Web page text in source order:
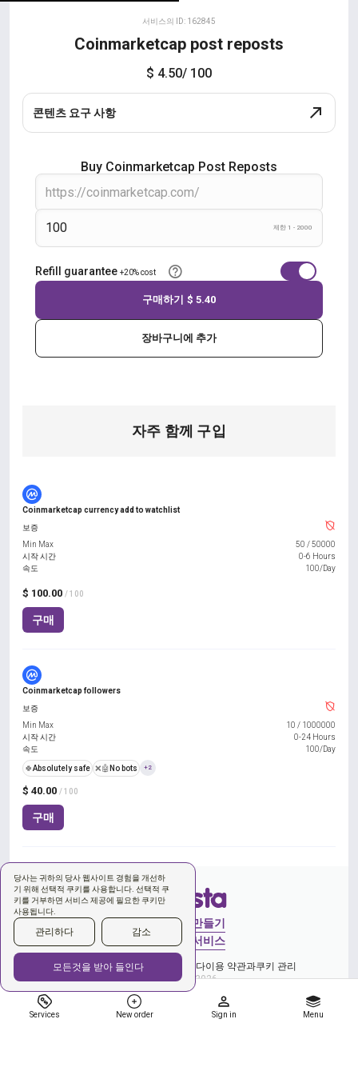
당사는 귀하의 당사 웹사이트 경험을 개선하
기 위해 선택적 쿠키를 사용합니다. 선택적 쿠
키를 거부하면 서비스 제공에 필요한 쿠키만
사용됩니다.
관리하다 감소
모든것을 받아 들인다
Services New order Sign in Menu
서비스의 ID: 162845
Coinmarketcap post reposts
$ 4.50/ 100
콘텐츠 요구 사항
Buy Coinmarketcap Post Reposts
제한 1 - 2000
Refill guarantee +20% cost
장바구니에 추가
구매하기 $ 5.40
자주 함께 구입
Coinmarketcap currency add to watchlist
$ 100.00 / 100
구매
보증
Min Max
50 /50000
시작 시간
0-6 Hours
속도
100/Day
Coinmarketcap followers
$ 40.00 / 100
구매
보증
Min Max
10 / 1000000
시작 시간
0-24 Hours
속도
100/Day
🍀Absolutely safe ❌🤖 No bots +2
계정 만들기
새로운 주문
서비스
개인 정보 보호 정책에 동의합니다이용 약관과쿠키 관리
Copyright © 2026